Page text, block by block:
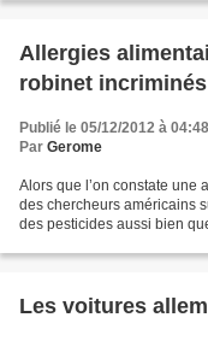
Allergies
robinet
Publié le 05/12/2012 à 04:48
Par Gerome
Alors que l’on constate une
des chercheurs américains
des pesticides aussi bien
Les voitures